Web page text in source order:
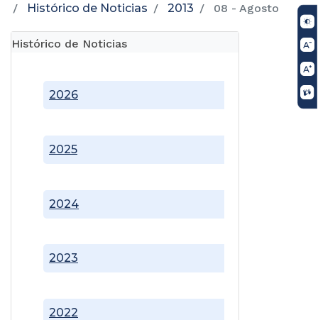
Histórico de Noticias
2013 08 - Agosto
Histórico de Noticias
2022
2023
2024
2025
2026